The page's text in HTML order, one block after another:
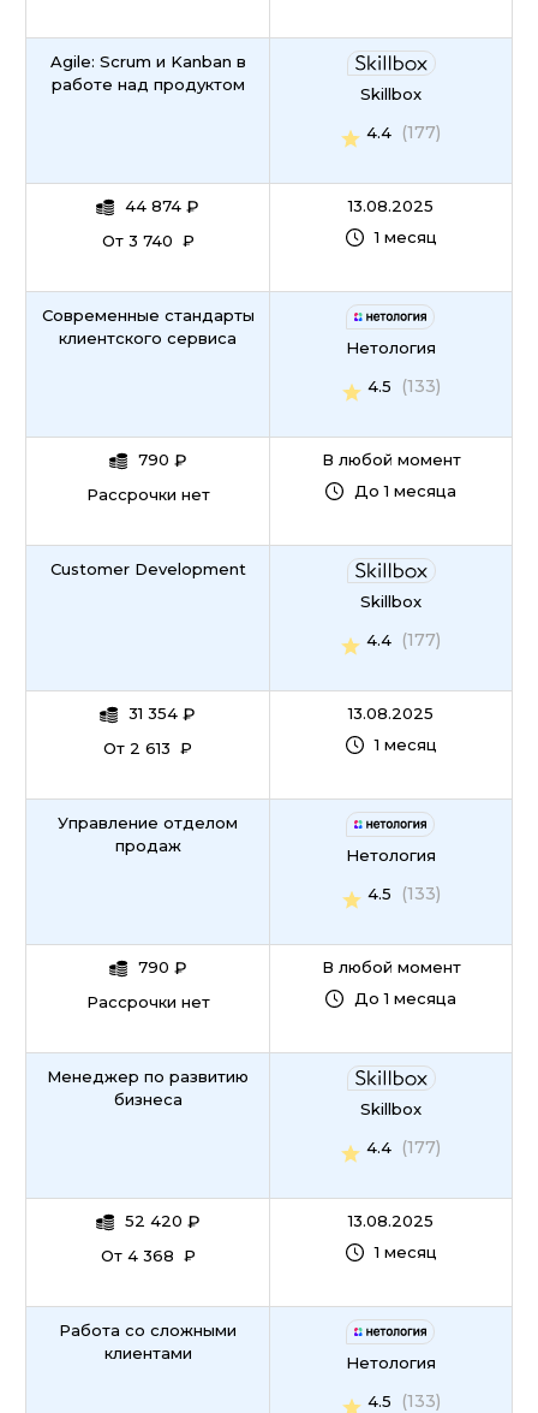
Agile: Scrum и Kanban в
работе над продуктом
44 874 ₽
От 3 740 ₽
Skillbox
4.4
(177)
13.08.2025
1 месяц
Современные стандарты
клиентского сервиса
790 ₽
Рассрочки нет
Нетология
4.5
(133)
В любой момент
До 1 месяца
Customer Development
31 354 ₽
От 2 613 ₽
Skillbox
4.4
(177)
13.08.2025
1 месяц
Управление отделом
продаж
790 ₽
Рассрочки нет
Нетология
4.5
(133)
В любой момент
До 1 месяца
Менеджер по развитию
бизнеса
52 420 ₽
От 4 368 ₽
Skillbox
4.4
(177)
13.08.2025
1 месяц
Работа со сложными
клиентами
Нетология
4.5
(133)